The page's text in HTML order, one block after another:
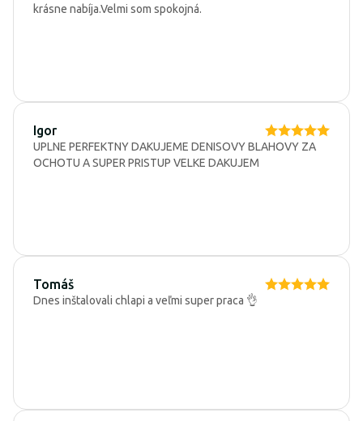
krásne nabíja.Velmi som spokojná.
Igor
UPLNE PERFEKTNY DAKUJEME DENISOVY BLAHOVY ZA
OCHOTU A SUPER PRISTUP VELKE DAKUJEM
Tomáš
Dnes inštalovali chlapi a veľmi super praca 👌